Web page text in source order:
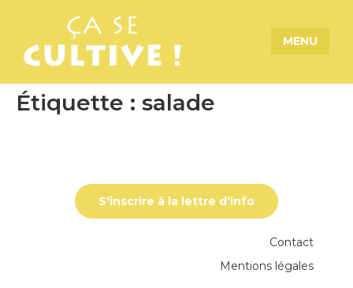
MENU
Étiquette : salade
S'inscrire à la lettre d'info
Contact
Mentions légales